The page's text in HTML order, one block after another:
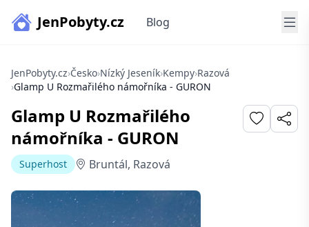
JenPobyty.cz Blog
JenPobyty.cz›Česko›Nízký Jeseník›Kempy›Razová
›Glamp U Rozmařilého námořníka - GURON
Glamp U Rozmařilého
námořníka - GURON
Superhost Bruntál, Razová